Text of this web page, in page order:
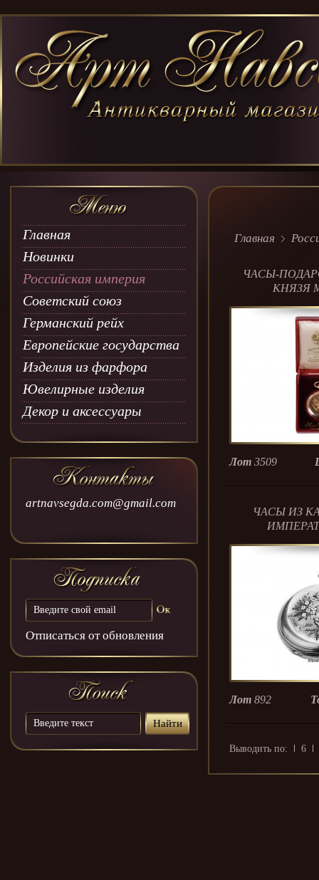
Главная
Новинки
Российская империя
Советский союз
Германский рейх
Европейские государства
Изделия из фарфора
Ювелирные изделия
Декор и аксессуары
artnavsegda.com@gmail.com
Отписаться от обновления
Главная
ЧАСЫ-
КНЯЗЯ
Лот 3509
ЧАСЫ ИЗ
Лот 892
Выводить по: 6